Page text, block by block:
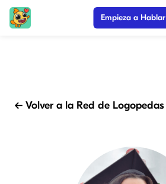
Empieza a Hablar
← Volver a la Red de Logopedas